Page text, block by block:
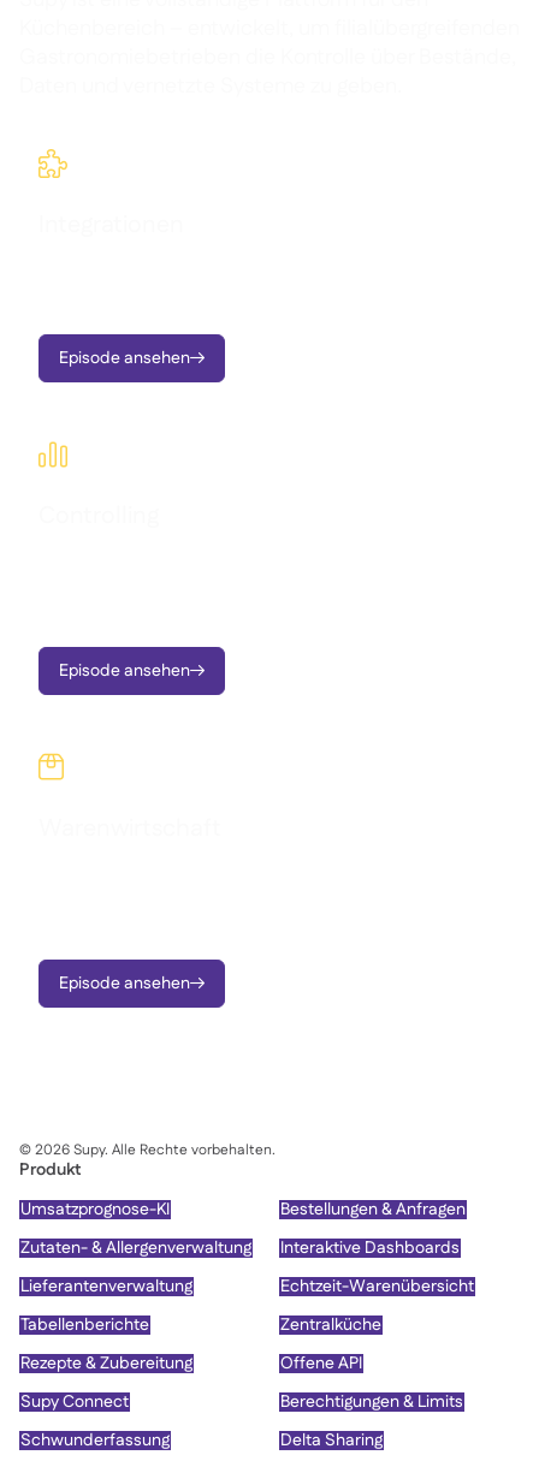

Episode ansehen

Episode ansehen

Episode ansehen
Produkt
Umsatzprognose-KI
Bestellungen & Anfragen
Zutaten- & Allergenverwaltung
Interaktive Dashboards
Lieferantenverwaltung
Echtzeit-Warenübersicht
Tabellenberichte
Zentralküche
Rezepte & Zubereitung
Offene API
Supy Connect
Berechtigungen & Limits
Schwunderfassung
Delta Sharing
©2026Supy. Alle Rechte vorbehalten.